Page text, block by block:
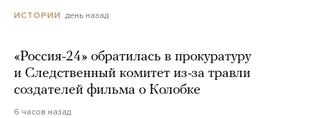
ИСТОРИИ день назад
«Россия-24» обратилась в прокуратуру
и Следственный комитет из-за травли
создателей фильма о Колобке
6 часов назад